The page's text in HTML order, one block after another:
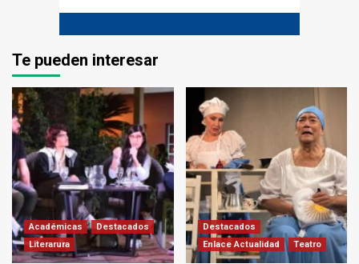
Te pueden interesar
Académicas
Destacados
Literarura
Destacados
Enlace Actualidad
Teatro